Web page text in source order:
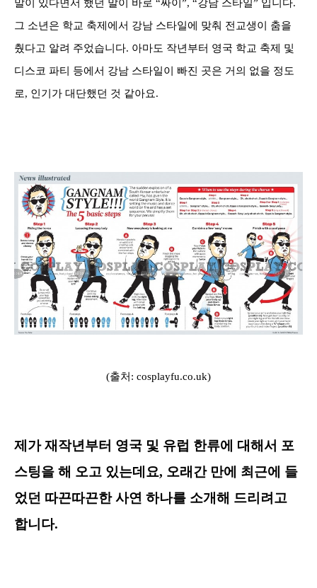
말이 있다면서 했던 말이 바로 “싸이 ”, “강남 스타일” 입니다.
그 소년은 학교 축제에서 강남 스타일에 맞춰 전교생이 춤을
췄다고 알려 주었습니다. 아마도 작년부터 영국 학교 축제 및
디스코 파티 등에서 강남 스타일이 빠진 곳은 거의 없을 정도
로, 인기가 대단했던 것 같아요.
(출처: cosplayfu.co.uk)
제가 재작년부터 영국 및 유럽 한류에 대해서 포
스팅을 해 오고 있는데요, 오래간 만에 최근에 들
었던 따끈따끈한 사연 하나를 소개해 드리려고
합니다.